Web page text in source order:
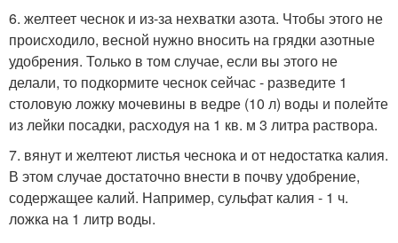
6. желтеет чеснок и из-за нехватки азота. Чтобы этого не
происходило, весной нужно вносить на грядки азотные
удобрения. Только в том случае, если вы этого не
делали, то подкормите чеснок сейчас - разведите 1
столовую ложку мочевины в ведре (10 л) воды и полейте
из лейки посадки, расходуя на 1 кв. м 3 литра раствора.
7. вянут и желтеют листья чеснока и от недостатка калия.
В этом случае достаточно внести в почву удобрение,
содержащее калий. Например, сульфат калия - 1 ч.
ложка на 1 литр воды.